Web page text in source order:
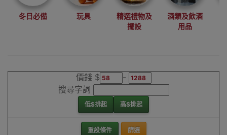
度為你帶來你的
最好選擇。
冬日必備 玩具
精選禮物及
擺設
酒類及飲酒
用品
價錢 $
-
搜尋字詞
低$排起 高$排起
重設條件 篩選